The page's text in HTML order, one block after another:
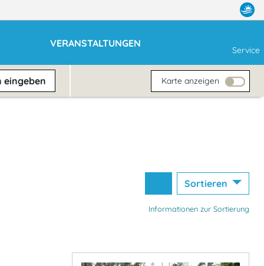
VERANSTALTUNGEN
Service
eingeben Karte anzeigen
Sortieren
Informationen zur Sortierung